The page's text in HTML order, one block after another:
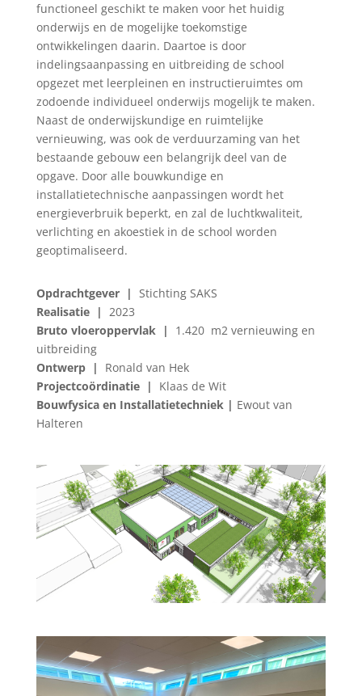
functioneel geschikt te maken voor het huidig
onderwijs en de mogelijke toekomstige
ontwikkelingen daarin. Daartoe is door
indelingsaanpassing en uitbreiding de school
opgezet met leerpleinen en instructieruimtes om
zodoende individueel onderwijs mogelijk te maken.
Naast de onderwijskundige en ruimtelijke
vernieuwing, was ook de verduurzaming van het
bestaande gebouw een belangrijk deel van de
opgave. Door alle bouwkundige en
installatietechnische aanpassingen wordt het
energieverbruik beperkt, en zal de luchtkwaliteit,
verlichting en akoestiek in de school worden
geoptimaliseerd.
Opdrachtgever | Stichting SAKS
Realisatie | 2023
Bruto vloeroppervlak |
1.420 m2 vernieuwing en
uitbreiding
Ontwerp | Ronald van Hek
Projectcoördinatie | Klaas de Wit
Bouwfysica en Installatietechniek | Ewout van
Halteren